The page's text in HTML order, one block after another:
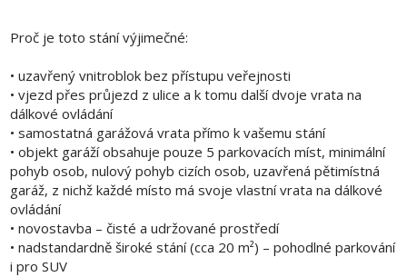
Proč je toto stání výjimečné:
• uzavřený vnitroblok bez přístupu veřejnosti
• vjezd přes průjezd z ulice a k tomu další dvoje vrata na
dálkové ovládání
• samostatná garážová vrata přímo k vašemu stání
• objekt garáží obsahuje pouze 5 parkovacích míst, minimální
pohyb osob, nulový pohyb cizích osob, uzavřená pětimístná
garáž, z nichž každé místo má svoje vlastní vrata na dálkové
ovládání
• novostavba – čisté a udržované prostředí
• nadstandardně široké stání (cca 20 m²) – pohodlné parkování
i pro SUV